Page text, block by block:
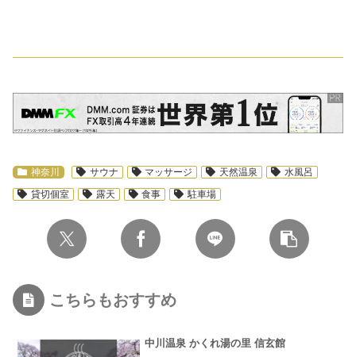
スポンサーリンク
神奈川 サウナ マッサージ 天然温泉
水風呂
貸切個室
露天 食事 駐車場
こちらもおすすめ
中川温泉 かくれ湯の里 信玄館